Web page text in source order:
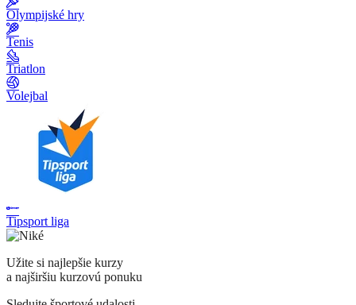
Olympijské hry
Tenis
Triatlon
Volejbal
Tipsport liga
Užite si najlepšie kurzy
a najširšiu kurzovú ponuku